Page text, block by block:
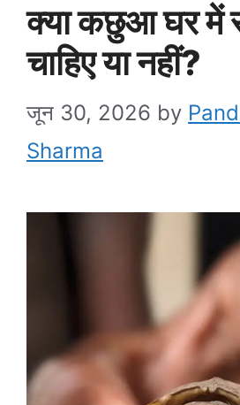
क्या कछुआ घर में
चाहिए या नहीं?
जून 30, 2026 by
Sharma